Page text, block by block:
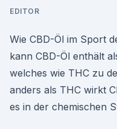
EDITOR
Wie CBD-Öl im Sport
kann CBD-Öl enthält
welches wie THC zu
anders als THC wirkt
es in der chemischen